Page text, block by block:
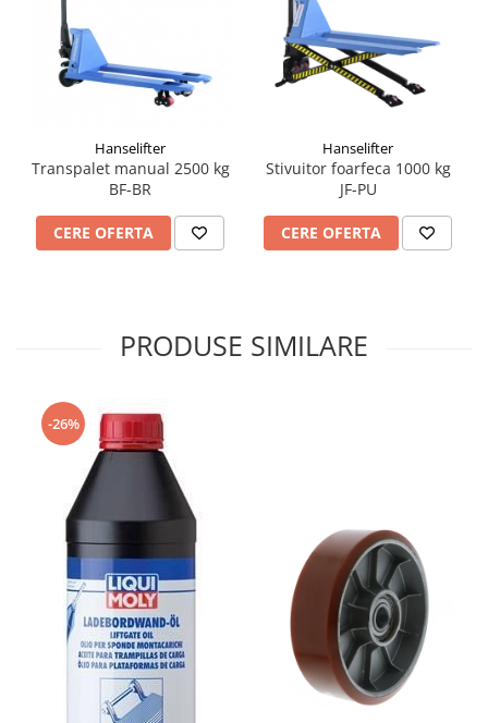
Hanselifter
Transpalet manual 2500 kg
BF-BR
CERE OFERTA
Hanselifter
Stivuitor foarfeca 1000 kg
JF-PU
CERE OFERTA
PRODUSE SIMILARE
-26%